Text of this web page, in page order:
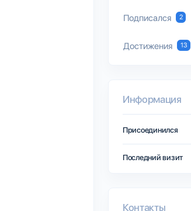
Подписался 2
Достижения 13
Информация
Присоединился
Последний визит
Контакты